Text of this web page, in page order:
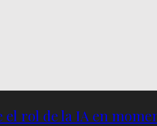
rol de la IA en